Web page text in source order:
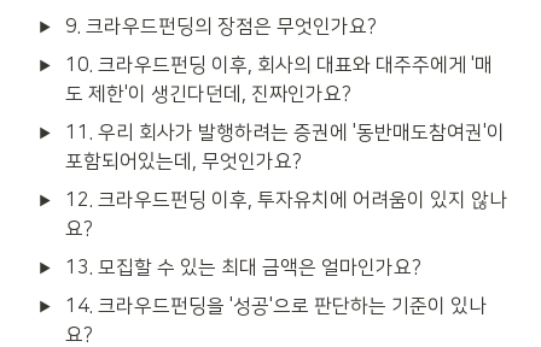
9. 크라우드펀딩의 장점은 무엇인가요?
10. 크라우드펀딩 이후, 회사의 대표와 대주주에게 '매
도 제한'이 생긴다던데, 진짜인가요?
11. 우리 회사가 발행하려는 증권에 '동반매도참여권'이
포함되어있는데, 무엇인가요?
12. 크라우드펀딩 이후, 투자유치에 어려움이 있지 않나
요?
13. 모집할 수 있는 최대 금액은 얼마인가요?
14. 크라우드펀딩을 '성공'으로 판단하는 기준이 있나
요?